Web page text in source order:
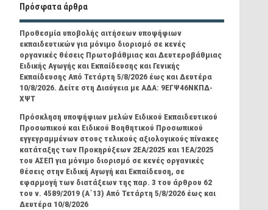
Πρόσφατα άρθρα
Προθεσμία υποβολής αιτήσεων υποψήφιων
εκπαιδευτικών για μόνιμο διορισμό σε κενές
οργανικές θέσεις Πρωτοβάθμιας και Δευτεροβάθμιας
Ειδικής Αγωγής και Εκπαίδευσης και Γενικής
Εκπαίδευσης Από Τετάρτη 5/8/2026 έως και Δευτέρα
10/8/2026. Δείτε στη Διαύγεια με ΑΔΑ: 9ΕΓΨ46ΝΚΠΔ-
ΧΨΤ
Πρόσκληση υποψήφιων μελών Ειδικού Εκπαιδευτικού
Προσωπικού και Ειδικού Βοηθητικού Προσωπικού
εγγεγραμμένων στους τελικούς αξιολογικούς πίνακες
κατάταξης των Προκηρύξεων 2ΕΑ/2025 και 1ΕΑ/2025
του ΑΣΕΠ για μόνιμο διορισμό σε κενές οργανικές
θέσεις στην Ειδική Αγωγή και Εκπαίδευση, σε
εφαρμογή των διατάξεων της παρ. 3 του άρθρου 62
του ν. 4589/2019 (Α΄13) Από Τετάρτη 5/8/2026 έως και
Δευτέρα 10/8/2026